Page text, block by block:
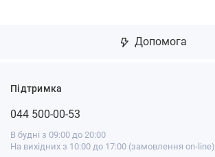
Допомога
Підтримка
044 500-00-53
В будні з 09:00 до 20:00
На вихідних з 10:00 до 17:00 (замовлення on-line)